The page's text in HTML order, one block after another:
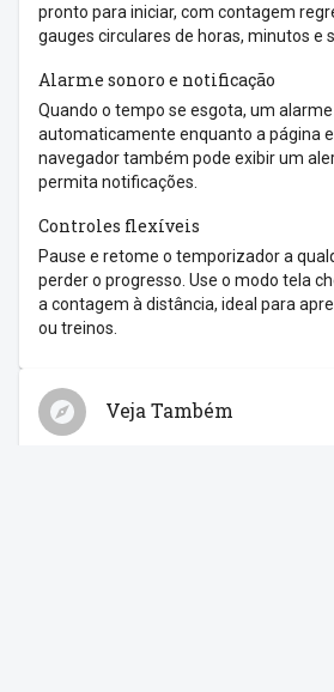
pronto para iniciar, com contagem
gauges circulares de horas, minutos e
Alarme sonoro e notificação
Quando o tempo se esgota, um
automaticamente enquanto a página
navegador também pode exibir um
permita notificações.
Controles flexíveis
Pause e retome o temporizador a
perder o progresso. Use o modo tela
a contagem à distância, ideal para
ou treinos.
Veja Também